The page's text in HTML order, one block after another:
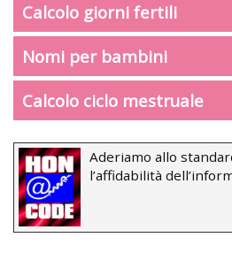
Calcolo giorni fertili
Nomi per bambini
Calcolo ciclo mestruale
Aderiamo allo
l’affidabilità